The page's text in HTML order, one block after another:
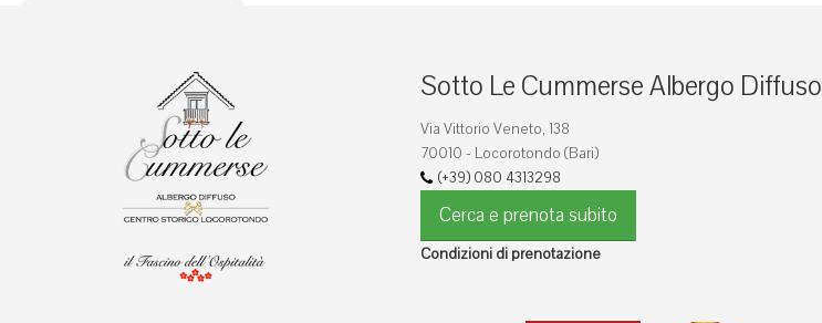
Sotto Le Cummerse Albergo Diffuso
Via Vittorio Veneto, 138
70010 - Locorotondo (Bari)
(+39) 080 4313298
Cerca e prenota subito
Condizioni di prenotazione